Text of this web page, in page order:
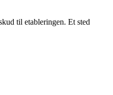
til etableringen. Et sted